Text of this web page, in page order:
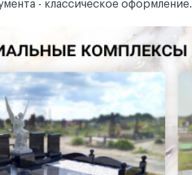
- классическое оформление.